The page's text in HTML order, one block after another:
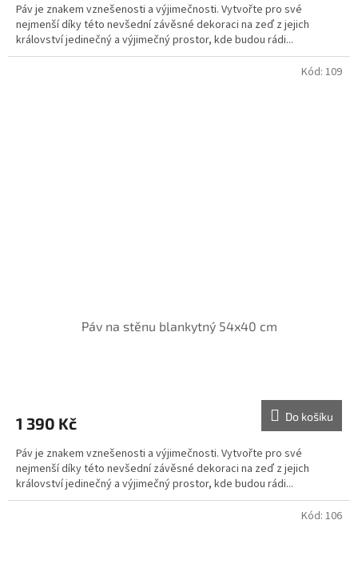
Páv je znakem vznešenosti a výjimečnosti. Vytvořte pro své
nejmenší díky této nevšední závěsné dekoraci na zeď z jejich
království jedinečný a výjimečný prostor, kde budou rádi...
Páv na stěnu blankytný 54x40 cm
1 390 Kč Do košíku
Páv je znakem vznešenosti a výjimečnosti. Vytvořte pro své
nejmenší díky této nevšední závěsné dekoraci na zeď z jejich
království jedinečný a výjimečný prostor, kde budou rádi...
Kód: 109
Kód: 106